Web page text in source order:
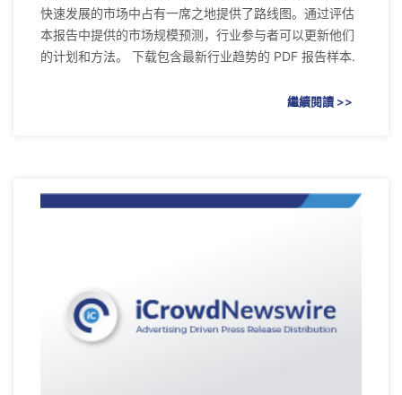
快速发展的市场中占有一席之地提供了路线图。通过评估
本报告中提供的市场规模预测，行业参与者可以更新他们
的计划和方法。 下载包含最新行业趋势的 PDF 报告样本.
繼續閱讀 >>